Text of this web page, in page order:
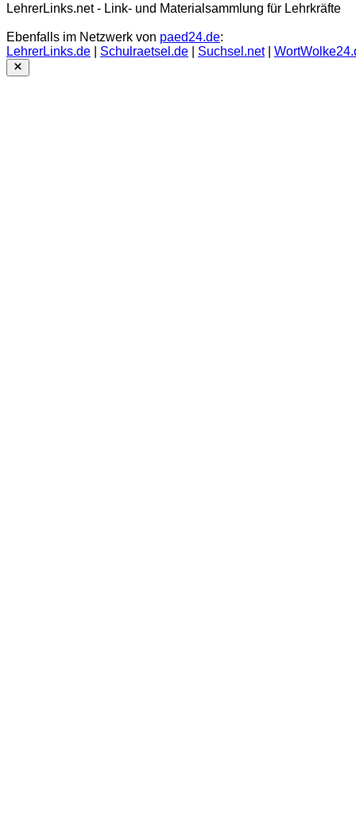
LehrerLinks.net - Link- und Materialsammlung für Lehrkräfte
Ebenfalls im Netzwerk von paed24.de:
LehrerLinks.de
Schulraetsel.de Suchsel.net|
Close